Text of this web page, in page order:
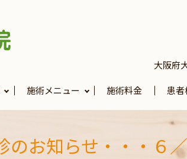
大阪府
施術メニュー 施術料金 患
のお知らせ・・・６